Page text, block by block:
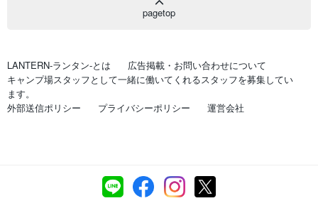
pagetop
LANTERN-ランタン-とは
広告掲載・お問い合わせについて
キャンプ場スタッフとして一緒に働いてくれるスタッフを募集してい
ます。
外部送信ポリシー
プライバシーポリシー 運営会社